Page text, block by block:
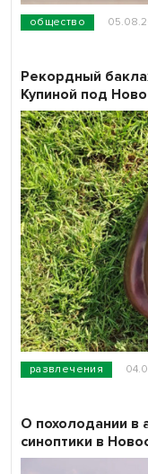
общество
развлечения
Рекордный
Купиной под
О похолодании в
синоптики в